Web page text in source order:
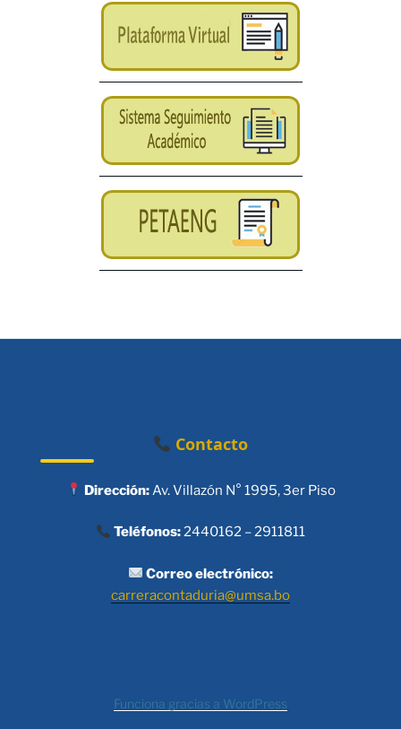
Contacto
Dirección:Av. Villazón N° 1995, 3er Piso
Teléfonos:2440162 – 2911811
Correo electrónico:
carreracontaduria@umsa.bo
Funciona gracias a WordPress